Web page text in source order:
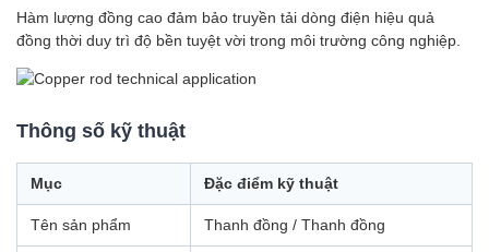
Hàm lượng đồng cao đảm bảo truyền tải dòng điện hiệu quả
đồng thời duy trì độ bền tuyệt vời trong môi trường công nghiệp.
Thông số kỹ thuật
Mục Đặc điểm kỹ thuật
Tên sản phẩm Thanh đồng / Thanh đồng